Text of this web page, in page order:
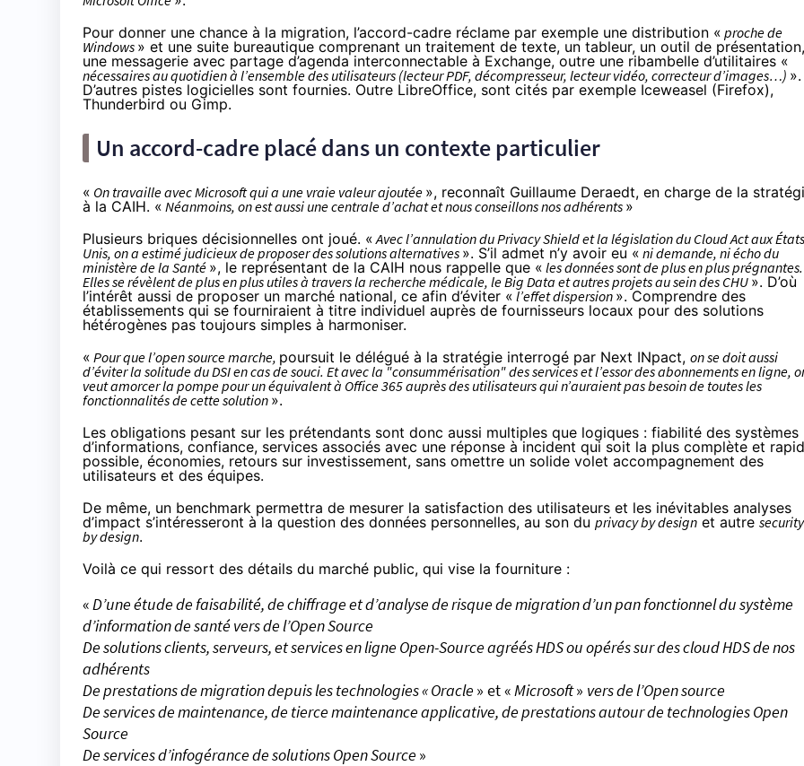
Pour donner une chance à la migration, l’accord-cadre réclame par exemple une distribution « proche de
Windows » et une suite bureautique comprenant un traitement de texte, un tableur, un outil de présentation,
une messagerie avec partage d’agenda interconnectable à Exchange, outre une ribambelle d’utilitaires «
nécessaires au quotidien à l’ensemble des utilisateurs (lecteur PDF, décompresseur, lecteur vidéo, correcteur d’images…) ».
D’autres pistes logicielles sont fournies. Outre LibreOffice, sont cités par exemple Iceweasel (Firefox),
Thunderbird ou Gimp.
Un accord-cadre placé dans un contexte particulier
« On travaille avec Microsoft qui a une vraie valeur ajoutée », reconnaît Guillaume Deraedt, en charge de la
à la CAIH. « Néanmoins, on est aussi une centrale d’achat et nous conseillons nos adhérents »
Plusieurs briques décisionnelles ont joué. «Avec l’annulation du Privacy Shield et la législation du Cloud Act aux
Unis, on a estimé judicieux de proposer des solutions alternatives ». S’il admet n’y avoir eu « ni demande, ni écho du
ministère de la Santé », le représentant de la CAIH nous rappelle que « les données sont de plus en plus prégnantes.
Elles se révèlent de plus en plus utiles à travers la recherche médicale, le Big Data et autres projets au sein des CHU ». D’où
l’intérêt aussi de proposer un marché national, ce afin d’éviter « l’effet dispersion ». Comprendre des
établissements qui se fourniraient à titre individuel auprès de fournisseurs locaux pour des solutions
hétérogènes pas toujours simples à harmoniser.
« Pour que l’open source marche, poursuit le délégué à la stratégie interrogé par Next INpact, on se doit aussi
d’éviter la solitude du DSI en cas de souci. Et avec la "consummérisation" des services et l’essor des abonnements en ligne,
veut amorcer la pompe pour un équivalent à Office 365 auprès des utilisateurs qui n’auraient pas besoin de toutes les
fonctionnalités de cette solution ».
Les obligations pesant sur les prétendants sont donc aussi multiples que logiques : fiabilité des systèmes
d’informations, confiance, services associés avec une réponse à incident qui soit la plus complète et
possible, économies, retours sur investissement, sans omettre un solide volet accompagnement des
utilisateurs et des équipes.
De même, un benchmark permettra de mesurer la satisfaction des utilisateurs et les inévitables analyses
d’impact s’intéresseront à la question des données personnelles, au son du privacy by design et autre security
by design.
Voilà ce qui ressort des détails du marché public, qui vise la fourniture :
«D’une étude de faisabilité, de chiffrage et d’analyse de risque de migration d’un pan fonctionnel du système
d’information de santé vers de l’Open Source
De solutions clients, serveurs, et services en ligne Open-Source agréés HDS ou opérés sur des cloud HDS de nos
adhérents
De prestations de migration depuis les technologies « Oracle » et «Microsoft» vers de l’Open source
De services de maintenance, de tierce maintenance applicative, de prestations autour de technologies Open
Source
De services d’infogérance de solutions Open Source »